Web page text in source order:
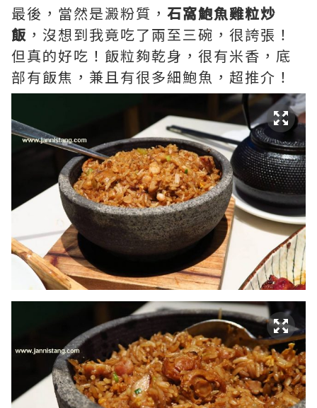
最後，當然是澱粉質， 石窩鮑魚雞粒炒
飯 ，沒想到我竟吃了兩至三碗，很誇張！
但真的好吃！飯粒夠乾身，很有米香，底
部有飯焦，兼且有很多細鮑魚，超推介！